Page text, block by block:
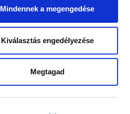
Mindennek a megengedése
Kiválasztás engedélyezése
Megtagad